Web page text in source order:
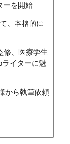
ーを開始
、本格的に
修、医療学生
ライターに魅
から執筆依頼